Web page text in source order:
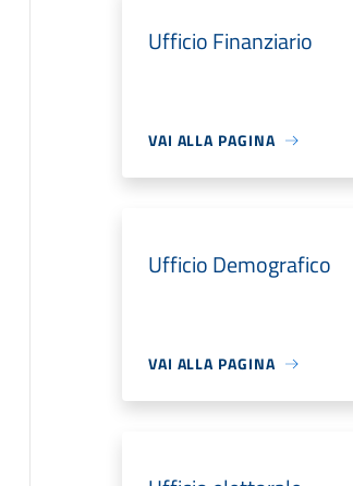
Ufficio Finanziario
VAI ALLA PAGINA
Ufficio Demografico
VAI ALLA PAGINA